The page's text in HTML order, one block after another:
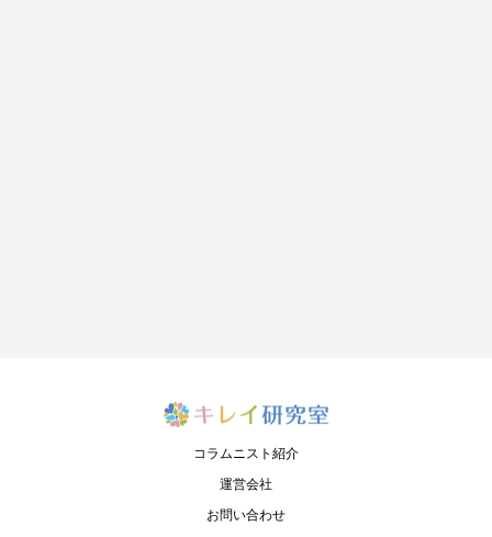
コラムニスト紹介
運営会社
お問い合わせ